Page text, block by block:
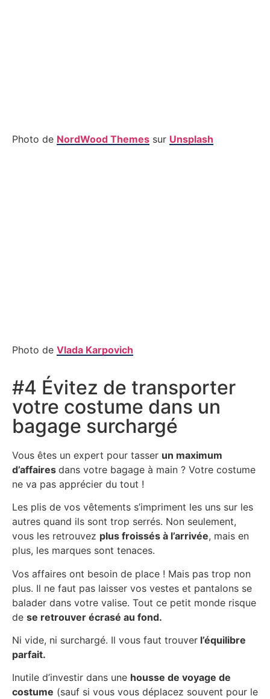
Photo de NordWood Themes sur Unsplash
Photo de Vlada Karpovich
#4 Évitez de transporter
votre costume dans un
bagage surchargé
Vous êtes un expert pour tasser un maximum
d’affaires dans votre bagage à main ? Votre costume
ne va pas apprécier du tout !
Les plis de vos vêtements s’impriment les uns sur les
autres quand ils sont trop serrés. Non seulement,
vous les retrouvez plus froissés à l’arrivée, mais en
plus, les marques sont tenaces.
Vos affaires ont besoin de place ! Mais pas trop non
plus. Il ne faut pas laisser vos vestes et pantalons se
balader dans votre valise. Tout ce petit monde risque
de se retrouver écrasé au fond.
Ni vide, ni surchargé. Il vous faut trouver l’équilibre
parfait.
Inutile d’investir dans une housse de voyage de
costume (sauf si vous vous déplacez souvent pour le